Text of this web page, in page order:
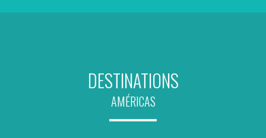
DESTINATIONS
AMÉRICAS